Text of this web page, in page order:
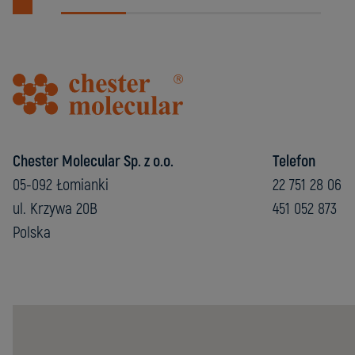
Chester Molecular Sp. z o.o.
05-092 Łomianki
ul. Krzywa 20B
Polska
Telefon
22 751 28 06
451 052 873